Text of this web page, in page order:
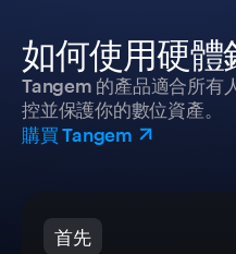
如何使用硬體
Tangem 的產品適合所有
控並保護你的數位資產。
購買 Tangem
首先